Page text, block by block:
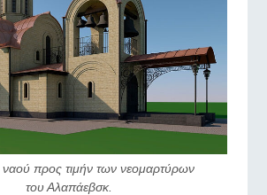
ναού προς τιμήν των νεομαρτύρων
του Αλαπάεβσκ.